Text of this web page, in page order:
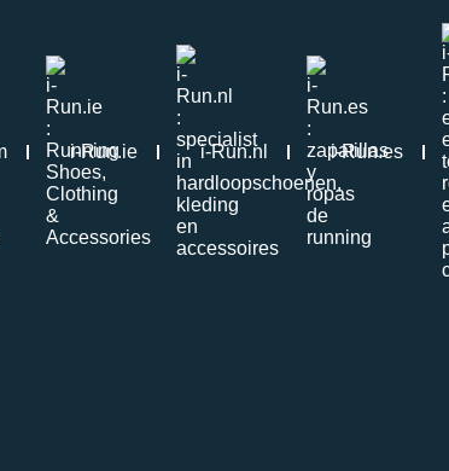
i-Run.ie i-Run.nl i-Run.es